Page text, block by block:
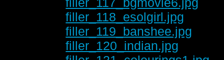
filler_118_esolgirl.jpg
filler_119_banshee.jpg
filler_120_indian.jpg